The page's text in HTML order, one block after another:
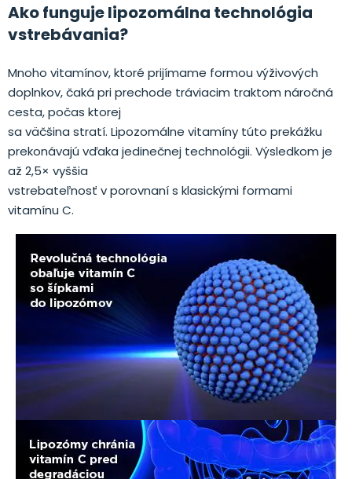
Ako funguje lipozomálna technológia
vstrebávania?
Mnoho vitamínov, ktoré prijímame formou výživových
doplnkov, čaká pri prechode tráviacim traktom náročná
cesta, počas ktorej
sa väčšina stratí. Lipozomálne vitamíny túto prekážku
prekonávajú vďaka jedinečnej technológii. Výsledkom je
až 2,5× vyššia
vstrebateľnosť v porovnaní s klasickými formami
vitamínu C.